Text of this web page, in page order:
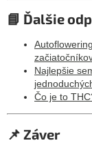
📘 Ďalšie
Najlepšie
Čo je to
📌 Záver